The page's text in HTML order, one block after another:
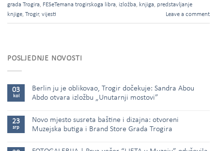
grada Trogira, FESeTemana trogirskoga libra, izložba, knjiga, predstavljanje
knjige, Trogir, vijesti Leave a comment
POSLJEDNJE NOVOSTI
03
kol
Berlin ju je oblikovao, Trogir dočekuje: Sandra Abou
Abdo otvara izložbu „Unutarnji mostovi”
23
srp
Novo mjesto susreta baštine i dizajna: otvoreni
Muzejska butiga i Brand Store Grada Trogira